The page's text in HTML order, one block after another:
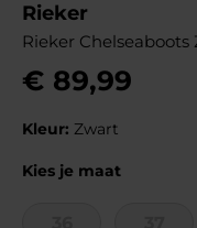
Rieker
Rieker
€ 89,99
Kleur: Zwart
Kies je maat